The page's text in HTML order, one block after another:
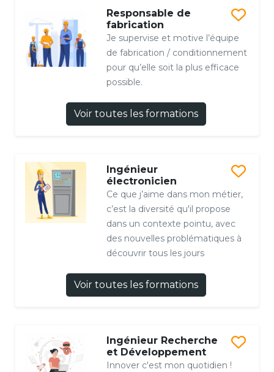
Responsable de
fabrication
Je supervise et motive l’équipe
de fabrication / conditionnement
pour qu’elle soit la plus efficace
possible.
Voir toutes les formations
Ingénieur
électronicien
Ce que j’aime dans mon métier,
c’est la diversité qu'il propose
dans un contexte pointu, avec
des nouvelles problématiques à
découvrir tous les jours
Voir toutes les formations
Ingénieur Recherche
et Développement
Innover c'est mon quotidien !